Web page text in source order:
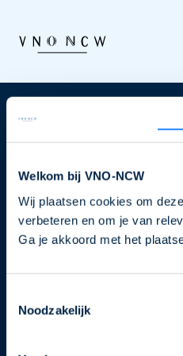
Welkom bij VNO-NCW
Wij plaatsen cookies om
verbeteren en om je van
Ga je akkoord met het
Noodzakelijk
Nieuwsbrief
je nu in voor de VNO-NCW
Schrijf je in
Direct naar
Ons verhaal